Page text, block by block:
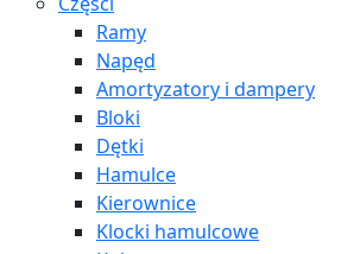
Ramy
Napęd
Amortyzatory i dampery
Bloki
Dętki
Hamulce
Kierownice
Klocki hamulcowe